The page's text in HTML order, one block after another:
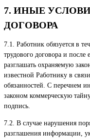
7. ИНЫЕ
ДОГОВОРА
7.1. Работник обязуется в
трудового договора и после
разглашать охраняемую
известной Работнику в
обязанностей. С перечнем
законом коммерческую
подпись.
7.2. В случае нарушения
разглашения информации,